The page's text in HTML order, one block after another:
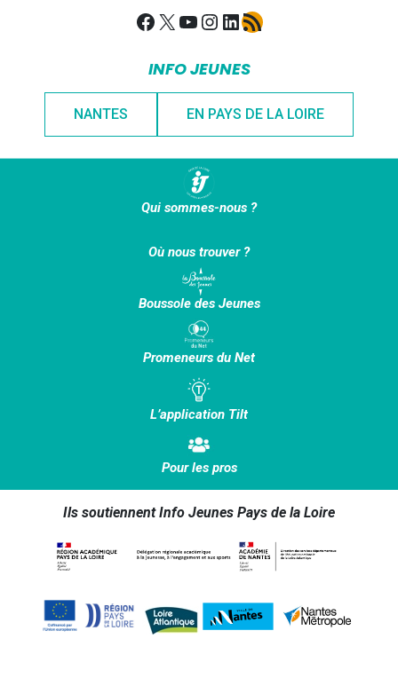
Facebook
X YouTube
Instagram
LinkedIn
Flux RSS
INFO JEUNES
NANTES EN PAYS DE LA LOIRE
Qui sommes-nous ?
Où nous trouver ?
Boussole des Jeunes
Promeneurs du Net
L’application Tilt
Pour les pros
Ils soutiennent Info Jeunes Pays de la Loire